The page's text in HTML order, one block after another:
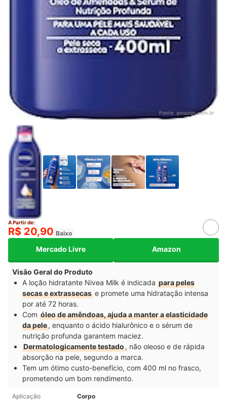
Fonte: amazon.com.br
A Partir de:
R$ 20,90 Baixo
Mercado Livre Amazon
Visão Geral do Produto
A loção hidratante Nivea Milk é indicada para peles
secas e extrassecas e promete uma hidratação intensa
por até 72 horas.
Com óleo de amêndoas, ajuda a manter a elasticidade
da pele, enquanto o ácido hialurônico e o sérum de
nutrição profunda garantem maciez.
Dermatologicamente testado, não oleoso e de rápida
absorção na pele, segundo a marca.
Tem um ótimo custo-benefício, com 400 ml no frasco,
prometendo um bom rendimento.
Aplicação Corpo